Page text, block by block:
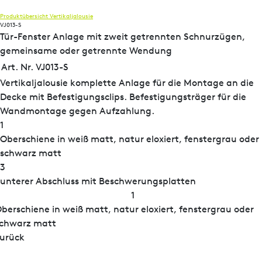
Produktübersicht Vertikaljalousie
VJ013-S
Tür-Fenster Anlage mit zweit getrennten Schnurzügen,
gemeinsame oder getrennte Wendung
Art. Nr. VJ013-S
Vertikaljalousie komplette Anlage für die Montage an die
Decke mit Befestigungsclips. Befestigungsträger für die
Wandmontage gegen Aufzahlung.
1
Oberschiene in weiß matt, natur eloxiert, fenstergrau oder
schwarz matt
3
unterer Abschluss mit Beschwerungsplatten
1
in weiß matt, natur eloxiert, fenstergrau oder
matt